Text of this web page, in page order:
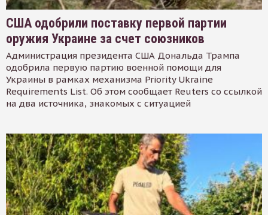
США одобрили поставку первой партии
оружия Украине за счет союзников
Администрация президента США Дональда Трампа
одобрила первую партию военной помощи для
Украины в рамках механизма Priority Ukraine
Requirements List. Об этом сообщает Reuters со ссылкой
на два источника, знакомых с ситуацией